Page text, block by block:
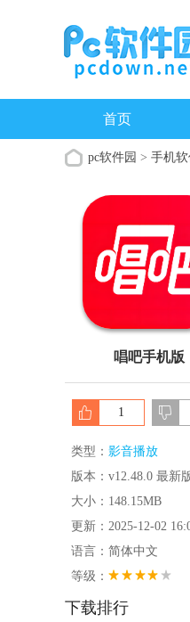
首页
pc软件园 > 手机
唱吧手机版
1
类型： 影音播放
版本：v12.48.0 最新
大小：148.15MB
更新：2025-12-02
语言：简体中文
等级：
下载排行